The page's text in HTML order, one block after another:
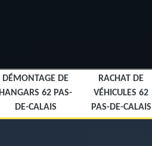
DÉMONTAGE DE
HANGARS 62 PAS-
DE-CALAIS
RACHAT DE
VÉHICULES 62
PAS-DE-CALAIS